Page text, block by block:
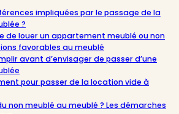
impliquées par le passage de la
?
de louer un appartement meublé ou non
favorables au meublé
avant d’envisager de passer d’une
pour passer de la location vide à
non meublé au meublé ? Les démarches